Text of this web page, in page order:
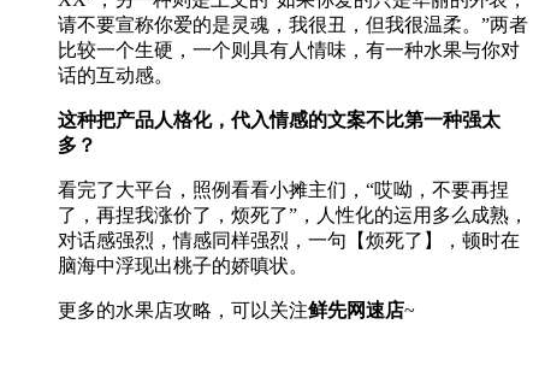
请不要宣称你爱的是灵魂，我很丑，但我很温柔。”两者
比较一个生硬，一个则具有人情味，有一种水果与你对
话的互动感。
这种把产品人格化，代入情感的文案不比第一种强太
多？
看完了大平台，照例看看小摊主们，“哎呦，不要再捏
了，再捏我涨价了，烦死了”，人性化的运用多么成熟，
对话感强烈，情感同样强烈，一句【烦死了】，顿时在
脑海中浮现出桃子的娇嗔状。
更多的水果店攻略，可以关注鲜先网速店~